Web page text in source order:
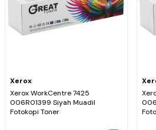
Xerox
Xerox WorkCentre 7425
006R01399 Siyah Muadil
Fotokopi Toner